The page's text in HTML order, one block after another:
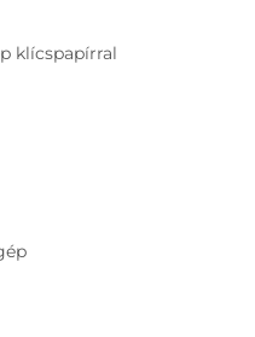
klícspapírral